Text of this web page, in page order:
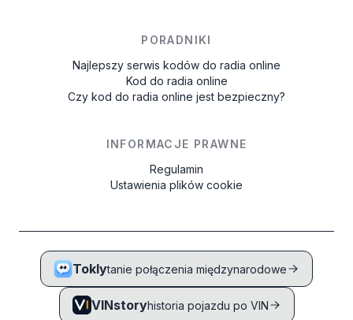
PORADNIKI
Najlepszy serwis kodów do radia online
Kod do radia online
Czy kod do radia online jest bezpieczny?
INFORMACJE PRAWNE
Regulamin
Ustawienia plików cookie
Toklytanie połączenia międzynarodowe
VINstoryhistoria pojazdu po VIN